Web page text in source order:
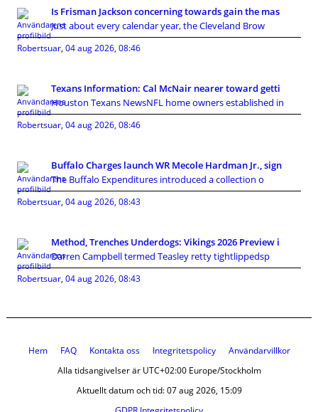
Is Frisman Jackson concerning towards gain the mas
Just about every calendar year, the Cleveland Brow
Robertsuar, 04 aug 2026, 08:46
Texans Information: Cal McNair nearer toward getti
Houston Texans NewsNFL home owners established in
Robertsuar, 04 aug 2026, 08:46
Buffalo Charges launch WR Mecole Hardman Jr., sign
The Buffalo Expenditures introduced a collection o
Robertsuar, 04 aug 2026, 08:43
Method, Trenches Underdogs: Vikings 2026 Preview i
Darren Campbell termed Teasley retty tightlippedsp
Robertsuar, 04 aug 2026, 08:43
Hem FAQ Kontakta oss Integritetspolicy
Användarvillkor
Alla tidsangivelser är UTC+02:00 Europe/Stockholm
Aktuellt datum och tid: 07 aug 2026, 15:09